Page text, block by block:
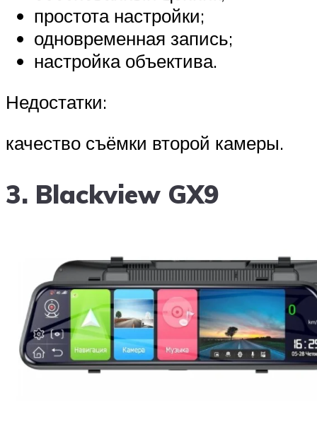
простота настройки;
одновременная запись;
настройка объектива.
Недостатки:
качество съёмки второй камеры.
3. Blackview GX9